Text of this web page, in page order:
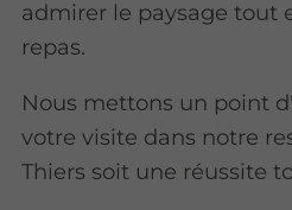
admirer le paysage tout
repas.
Nous mettons un point
votre visite dans notre
Thiers soit une réussite